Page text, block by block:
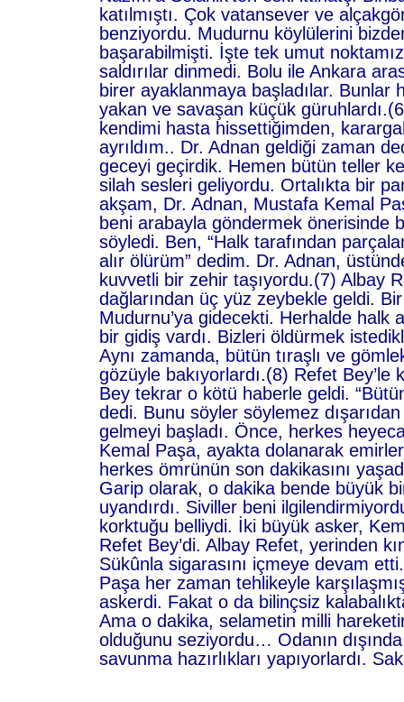
katılmıştı. Çok vatansever ve
benziyordu. Mudurnu köylülerini
başarabilmişti. İşte tek umut
saldırılar dinmedi. Bolu ile Ankara
birer ayaklanmaya başladılar. Bunlar
yakan ve savaşan küçük
kendimi hasta hissettiğimden,
ayrıldım.. Dr. Adnan geldiği zaman
geceyi geçirdik. Hemen bütün teller
silah sesleri geliyordu. Ortalıkta bir
akşam, Dr. Adnan, Mustafa Kemal
beni arabayla göndermek önerisinde
söyledi. Ben, “Halk tarafından
alır ölürüm” dedim. Dr. Adnan,
kuvvetli bir zehir taşıyordu.(7) Albay
dağlarından üç yüz zeybekle geldi.
Mudurnu’ya gidecekti. Herhalde halk
bir gidiş vardı. Bizleri öldürmek
Aynı zamanda, bütün tıraşlı ve
gözüyle bakıyorlardı.(8) Refet Bey’le
Bey tekrar o kötü haberle geldi.
dedi. Bunu söyler söylemez
gelmeyi başladı. Önce, herkes
Kemal Paşa, ayakta dolanarak
herkes ömrünün son dakikasını
Garip olarak, o dakika bende büyük
uyandırdı. Siviller beni
korktuğu belliydi. İki büyük asker,
Refet Bey’di. Albay Refet, yerinden
Sükûnla sigarasını içmeye devam
Paşa her zaman tehlikeyle
askerdi. Fakat o da bilinçsiz
Ama o dakika, selametin milli
olduğunu seziyordu… Odanın
savunma hazırlıkları yapıyorlardı.